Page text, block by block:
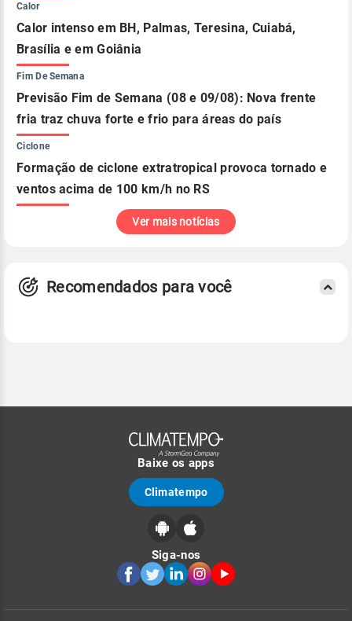
Calor
Calor intenso em BH, Palmas, Teresina, Cuiabá,
Brasília e em Goiânia
Fim De Semana
Previsão Fim de Semana (08 e 09/08): Nova frente
fria traz chuva forte e frio para áreas do país
Ciclone
Formação de ciclone extratropical provoca tornado e
ventos acima de 100 km/h no RS
Ver mais notícias
Recomendados para você
Baixe os apps
Climatempo
Siga-nos